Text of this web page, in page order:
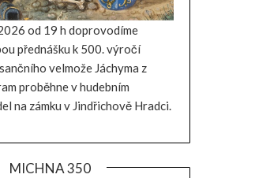
od 19 h doprovodíme
přednášku k 500. výročí
velmože Jáchyma z
proběhne v hudebním
na zámku v Jindřichově Hradci.
MICHNA 350